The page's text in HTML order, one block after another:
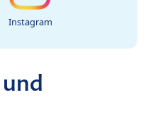
Instagram